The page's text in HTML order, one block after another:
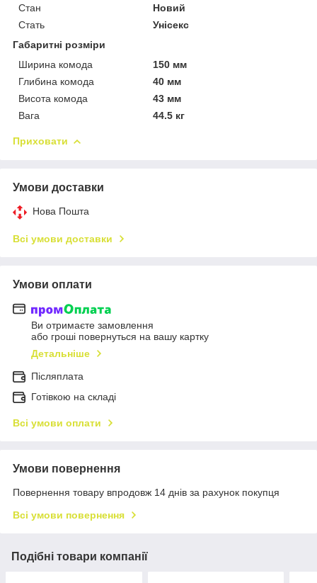
Стан
Новий
Стать
Унісекс
Габаритні розміри
Ширина комода
150 мм
Глибина комода
40 мм
Висота комода
43 мм
Вага
44.5 кг
Приховати
Умови доставки
Нова Пошта
Всі умови доставки
Умови оплати
Ви отримаєте замовлення
або гроші повернуться на вашу картку
Детальніше
Післяплата
Готівкою на складі
Всі умови оплати
Умови повернення
Повернення товару впродовж 14 днів за рахунок покупця
Всі умови повернення
Подібні товари компанії